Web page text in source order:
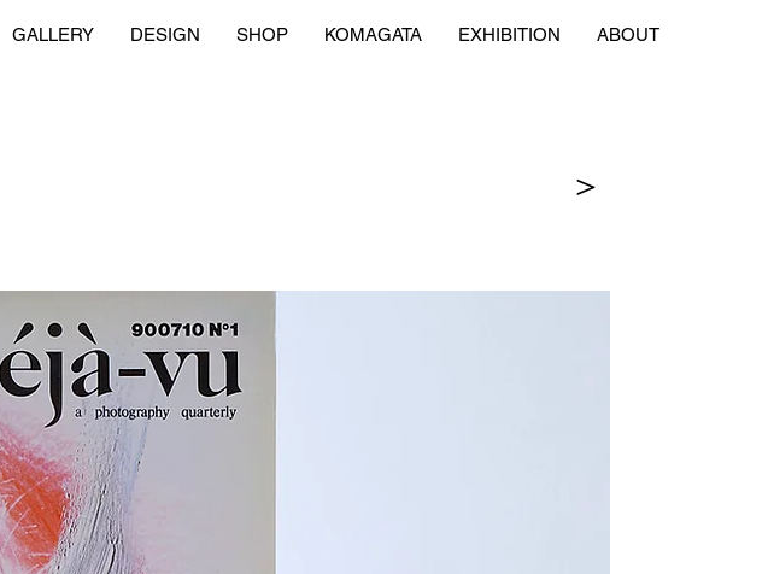
GALLERY DESIGN SHOP KOMAGATA EXHIBITION ABOUT
＞